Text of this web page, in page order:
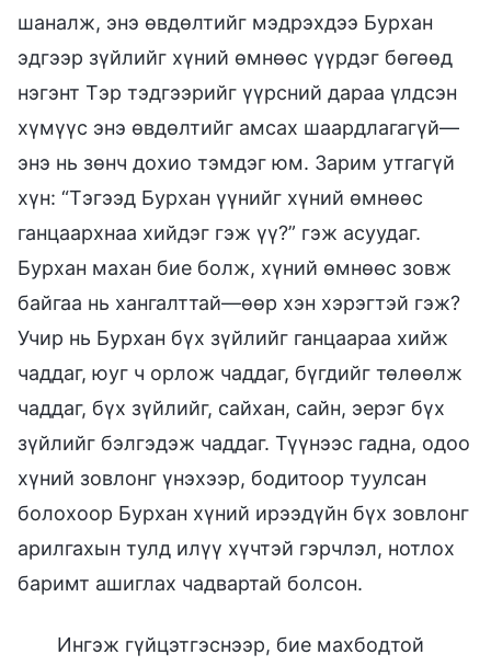
шаналж, энэ өвдөлтийг мэдрэхдээ Бурхан
эдгээр зүйлийг хүний өмнөөс үүрдэг бөгөөд
нэгэнт Тэр тэдгээрийг үүрсний дараа үлдсэн
хүмүүс энэ өвдөлтийг амсах шаардлагагүй—
энэ нь зөнч дохио тэмдэг юм. Зарим утгагүй
хүн: “Тэгээд Бурхан үүнийг хүний өмнөөс
ганцаархнаа хийдэг гэж үү?” гэж асуудаг.
Бурхан махан бие болж, хүний өмнөөс зовж
байгаа нь хангалттай—өөр хэн хэрэгтэй гэж?
Учир нь Бурхан бүх зүйлийг ганцаараа хийж
чаддаг, юуг ч орлож чаддаг, бүгдийг төлөөлж
чаддаг, бүх зүйлийг, сайхан, сайн, эерэг бүх
зүйлийг бэлгэдэж чаддаг. Түүнээс гадна, одоо
хүний зовлонг үнэхээр, бодитоор туулсан
болохоор Бурхан хүний ирээдүйн бүх зовлонг
арилгахын тулд илүү хүчтэй гэрчлэл, нотлох
баримт ашиглах чадвартай болсон.
Ингэж гүйцэтгэснээр, бие махбодтой